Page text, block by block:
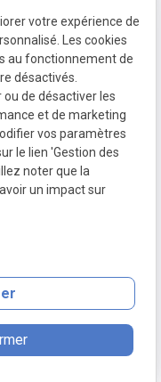
1 Place Saint Piat
59113 SECLIN
phone
03 20 32 97 37
votre expérience de
Les cookies
au fonctionnement de
désactivés.
de désactiver les
et de marketing
vos paramètres
le lien 'Gestion des
noter que la
un impact sur